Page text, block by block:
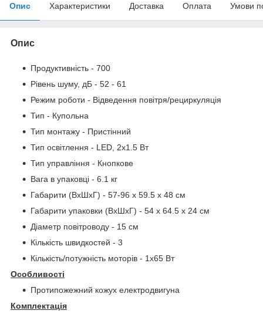
Опис Характеристики Доставка Оплата Умови
Опис
Продуктивність - 700
Рівень шуму, дБ - 52 - 61
Режим роботи - Відведення повітря/рециркуляція
Тип - Купольна
Тип монтажу - Пристінний
Тип освітлення - LED, 2х1.5 Вт
Тип управління - Кнопкове
Вага в упаковці - 6.1 кг
Габарити (ВхШхГ) - 57-96 х 59.5 х 48 см
Габарити упаковки (ВхШхГ) - 54 х 64.5 х 24 см
Діаметр повітроводу - 15 см
Кількість швидкостей - 3
Кількість/потужність моторів - 1х65 Вт
Особливості
Протипожежний кожух електродвигуна
Комплектація